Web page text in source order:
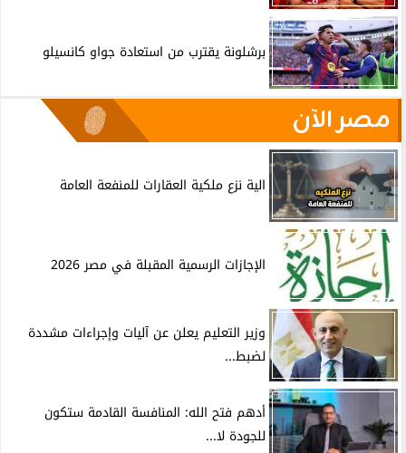
برشلونة يقترب من استعادة جواو كانسيلو
مصر الآن
الية نزع ملكية العقارات للمنفعة العامة
الإجازات الرسمية المقبلة في مصر 2026
وزير التعليم يعلن عن آليات وإجراءات مشددة
لضبط...
أدهم فتح الله: المنافسة القادمة ستكون
للجودة لا...